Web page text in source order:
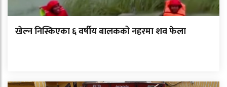
खेल्न निस्किएका ६ वर्षीय बालकको नहरमा शव फेला